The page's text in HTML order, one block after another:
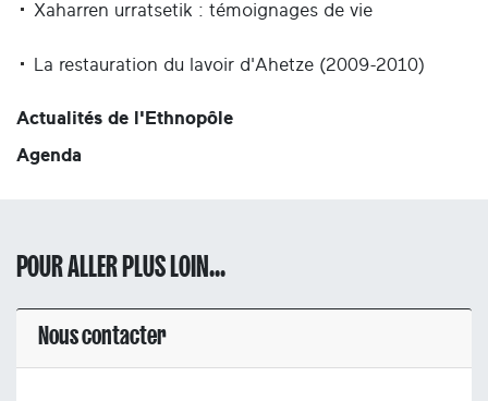
Xaharren urratsetik : témoignages de vie
La restauration du lavoir d'Ahetze (2009-2010)
Actualités de l'Ethnopôle
Agenda
POUR ALLER PLUS LOIN...
Nous contacter